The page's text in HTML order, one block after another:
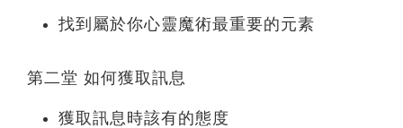
找到屬於你心靈魔術最重要的元素
第二堂 如何獲取訊息
獲取訊息時該有的態度